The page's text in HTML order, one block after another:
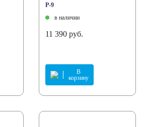
P-9
в наличии
11 390 руб.
В
корзину